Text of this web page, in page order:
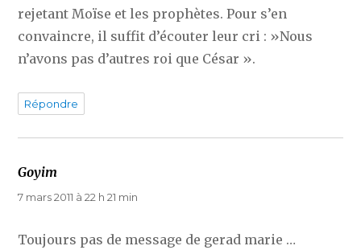
rejetant Moïse et les prophètes. Pour s’en
convaincre, il suffit d’écouter leur cri : »Nous
n’avons pas d’autres roi que César ».
Répondre
Goyim
7 mars 2011 à 22 h 21 min
Toujours pas de message de gerad marie …